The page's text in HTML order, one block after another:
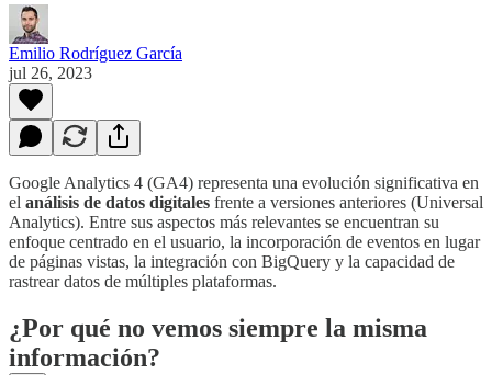
Emilio Rodríguez García
jul 26, 2023
Google Analytics 4 (GA4) representa una evolución significativa en
el análisis de datos digitales frente a versiones anteriores (Universal
Analytics). Entre sus aspectos más relevantes se encuentran su
enfoque centrado en el usuario, la incorporación de eventos en lugar
de páginas vistas, la integración con BigQuery y la capacidad de
rastrear datos de múltiples plataformas.
¿Por qué no vemos siempre la misma
información?